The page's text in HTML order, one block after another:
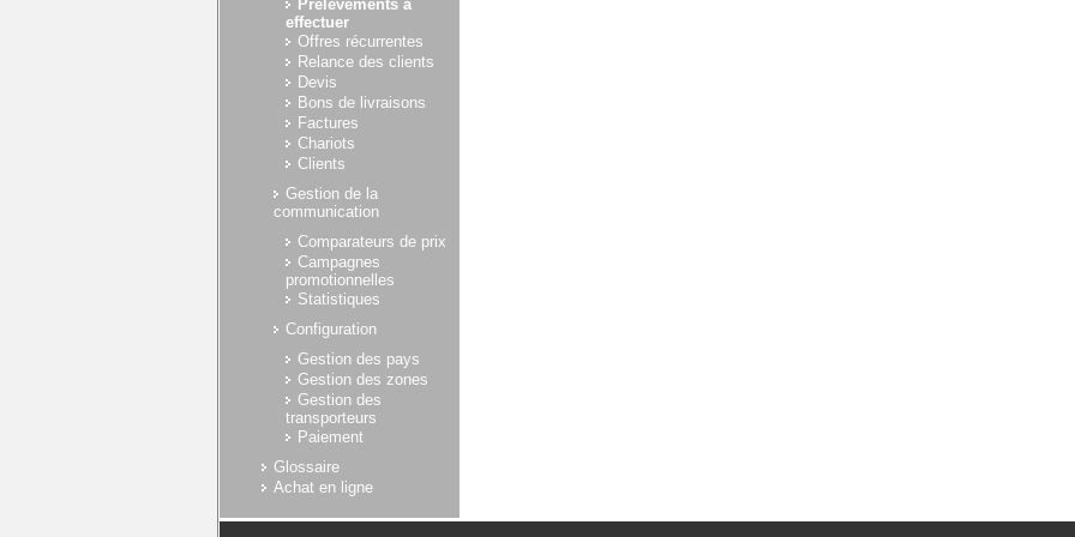
Prélèvements à
effectuer
Offres récurrentes
Relance des clients
Devis
Bons de livraisons
Factures
Chariots
Clients
Gestion de la
communication
Comparateurs de prix
Campagnes
promotionnelles
Statistiques
Configuration
Gestion des pays
Gestion des zones
Gestion des
transporteurs
Paiement
Glossaire
Achat en ligne